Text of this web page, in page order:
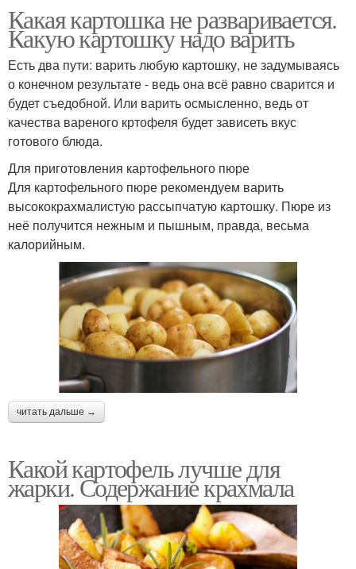
Какая картошка не разваривается.
Какую картошку надо варить
Есть два пути: варить любую картошку, не задумываясь
о конечном результате - ведь она всё равно сварится и
будет съедобной. Или варить осмысленно, ведь от
качества вареного кртофеля будет зависеть вкус
готового блюда.
Для приготовления картофельного пюре
Для картофельного пюре рекомендуем варить
высококрахмалистую рассыпчатую картошку. Пюре из
неё получится нежным и пышным, правда, весьма
калорийным.
читать дальше →
Какой картофель лучше для
жарки. Содержание крахмала